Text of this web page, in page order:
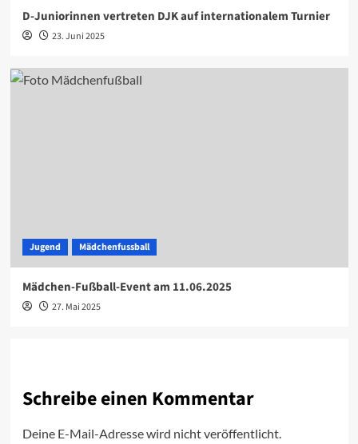
D-Juniorinnen vertreten DJK auf internationalem Turnier
23. Juni 2025
Jugend Mädchenfussball
Mädchen-Fußball-Event am 11.06.2025
27. Mai 2025
Schreibe einen Kommentar
Deine E-Mail-Adresse wird nicht veröffentlicht.